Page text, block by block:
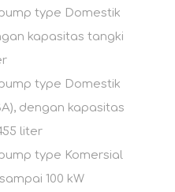
type Domestik
kapasitas tangki
type Domestik
dengan kapasitas
liter
type Komersial
100 kW